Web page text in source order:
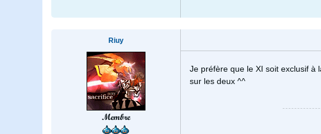
Riuy
Membre
Je préfère que le XI soit exclusif à
sur les deux ^^